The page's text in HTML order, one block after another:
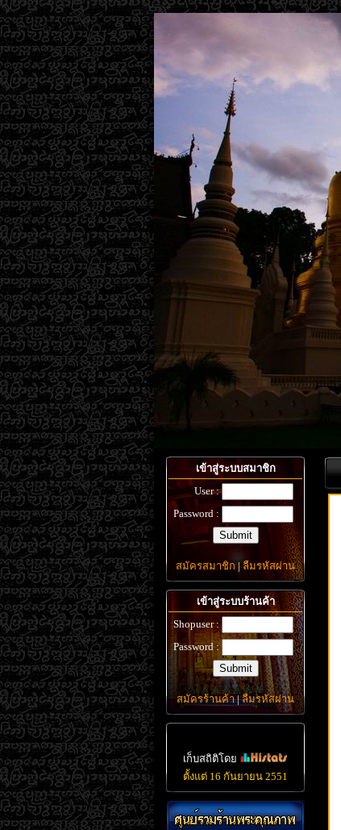
เข้าสู่ระบบสมาชิก
User :
Password :
สมัครสมาชิก|ลืมรหัสผ่าน
เข้าสู่ระบบร้านค้า
Shopuser :
Password :
สมัครร้านค้า|ลืมรหัสผ่าน
เก็บสถิติโดย
ตั้งแต่ 16 กันยายน 2551